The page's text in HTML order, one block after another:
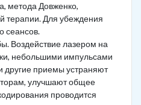
метода Довженко,
терапии. Для убеждения
сеансов.
Воздействие лазером на
небольшими импульсами
другие приемы устраняют
улучшают общее
проводится